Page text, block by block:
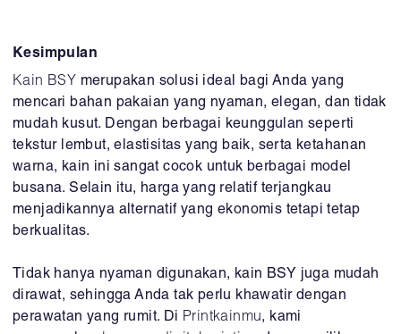
Kesimpulan
Kain BSY merupakan solusi ideal bagi Anda yang
mencari bahan pakaian yang nyaman, elegan, dan tidak
mudah kusut. Dengan berbagai keunggulan seperti
tekstur lembut, elastisitas yang baik, serta ketahanan
warna, kain ini sangat cocok untuk berbagai model
busana. Selain itu, harga yang relatif terjangkau
menjadikannya alternatif yang ekonomis tetapi tetap
berkualitas.
Tidak hanya nyaman digunakan, kain BSY juga mudah
dirawat, sehingga Anda tak perlu khawatir dengan
perawatan yang rumit. Di Printkainmu, kami